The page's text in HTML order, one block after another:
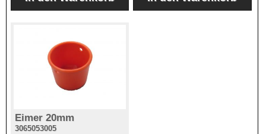
Eimer 20mm
3065053005